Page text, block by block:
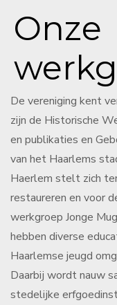
Onze
De vereniging kent
zijn de Historische
en publikaties en
van het Haarlems
Haerlem stelt zich
restaureren en voor
werkgroep Jonge
hebben diverse
Haarlemse jeugd
Daarbij wordt nauw
stedelijke